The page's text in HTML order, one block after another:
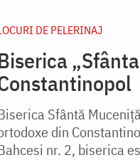
DE PELERINAJ
Sfântă
din
nr. 2, biserica